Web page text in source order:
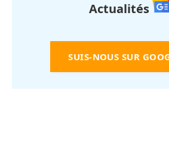
Actualités
SUIS-NOUS SUR